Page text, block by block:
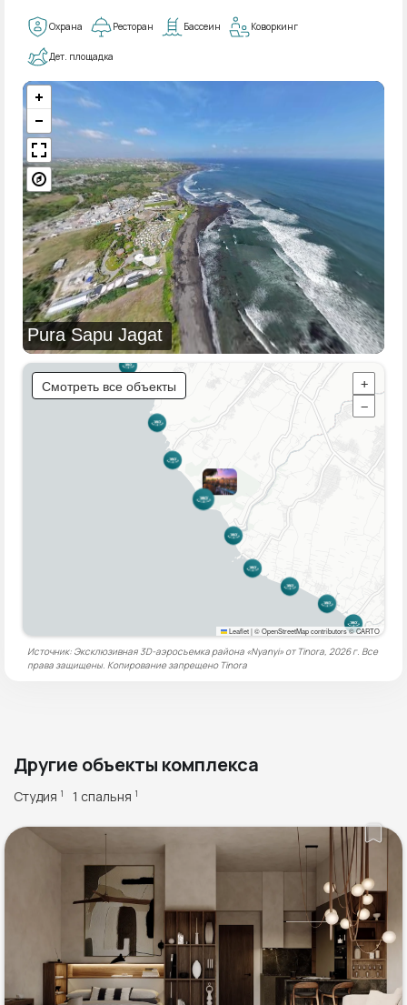
Охрана Ресторан Бассеин Коворкинг
Дет. площадка
Pura Sapu Jagat
Смотреть все объекты
+
−
Leaflet|© OpenStreetMap contributors © CARTO
Источник: Эксклюзивная 3D-аэросъемка района «Nyanyi» от Tinora, 2026 г. Все
права защищены. Копирование запрещено Tinora
Другие объекты комплекса
Студия 1 1 спальня 1